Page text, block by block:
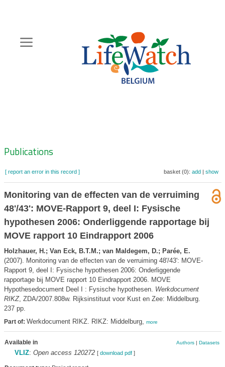
content
Zoeknavigatie
Publications
[ report an error in this record ] basket (0): add| show
Monitoring van de effecten van de verruiming
48'/43': MOVE-Rapport 9, deel I: Fysische
hypothesen 2006: Onderliggende rapportage bij
MOVE rapport 10 Eindrapport 2006
Holzhauer, H.; Van Eck, B.T.M.; van Maldegem, D.; Parée, E.
(2007). Monitoring van de effecten van de verruiming 48'/43': MOVE-
Rapport 9, deel I: Fysische hypothesen 2006: Onderliggende
rapportage bij MOVE rapport 10 Eindrapport 2006. MOVE
Hypothesedocument Deel I : Fysische hypothesen. Werkdocument
RIKZ, ZDA/2007.808w. Rijksinstituut voor Kust en Zee: Middelburg.
237 pp.
Part of: Werkdocument RIKZ. RIKZ: Middelburg, more
Available in Authors| Datasets
VLIZ: Open access 120272 [ download pdf]